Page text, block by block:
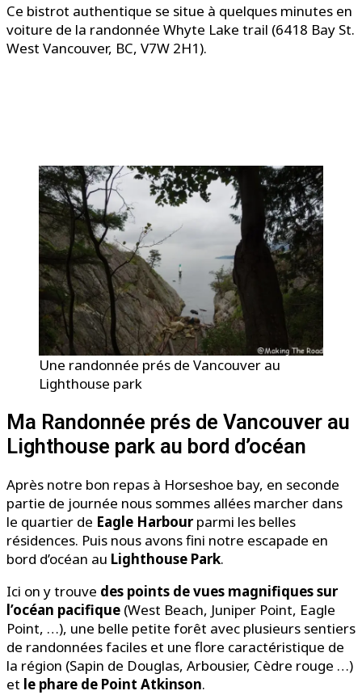
Ce bistrot authentique se situe à quelques minutes en
voiture de la randonnée Whyte Lake trail (6418 Bay St.
West Vancouver, BC, V7W 2H1).
Une randonnée prés de Vancouver au
Lighthouse park
Ma Randonnée prés de Vancouver au
Lighthouse park au bord d’océan
Après notre bon repas à Horseshoe bay, en seconde
partie de journée nous sommes allées marcher dans
le quartier de Eagle Harbourparmi les belles
résidences. Puis nous avons fini notre escapade en
bord d’océan au Lighthouse Park.
Ici on y trouve des points de vues magnifiques sur
l’océan pacifique (West Beach, Juniper Point, Eagle
Point, …), une belle petite forêt avec plusieurs sentiers
de randonnées faciles et une flore caractéristique de
la région (Sapin de Douglas, Arbousier, Cèdre rouge …)
et le phare de Point Atkinson.